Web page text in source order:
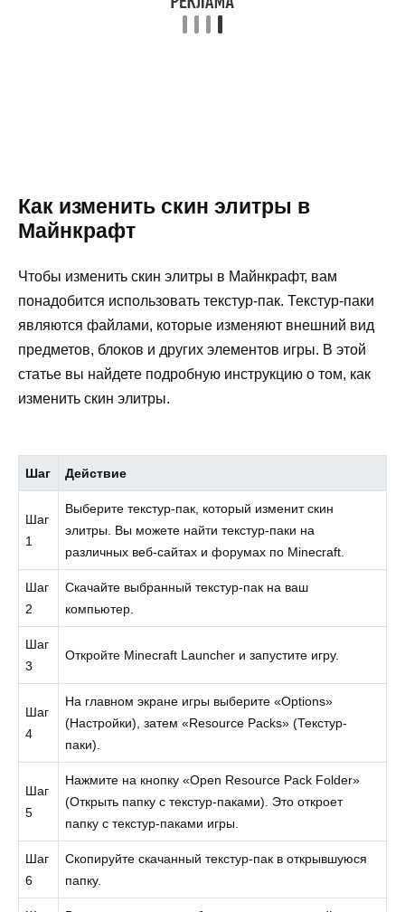
Как изменить скин элитры в
Майнкрафт
Чтобы изменить скин элитры в Майнкрафт, вам
понадобится использовать текстур-пак. Текстур-паки
являются файлами, которые изменяют внешний вид
предметов, блоков и других элементов игры. В этой
статье вы найдете подробную инструкцию о том, как
изменить скин элитры.
Шаг Действие
Шаг
1
Выберите текстур-пак, который изменит скин
элитры. Вы можете найти текстур-паки на
различных веб-сайтах и форумах по Minecraft.
Шаг
2
Скачайте выбранный текстур-пак на ваш
компьютер.
Шаг
3
Откройте Minecraft Launcher и запустите игру.
Шаг
4
На главном экране игры выберите «Options»
(Настройки), затем «Resource Packs» (Текстур-
паки).
Шаг
5
Нажмите на кнопку «Open Resource Pack Folder»
(Открыть папку с текстур-паками). Это откроет
папку с текстур-паками игры.
Шаг
6
Скопируйте скачанный текстур-пак в открывшуюся
папку.